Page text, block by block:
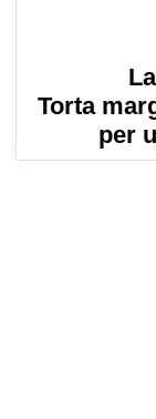
Torta
per